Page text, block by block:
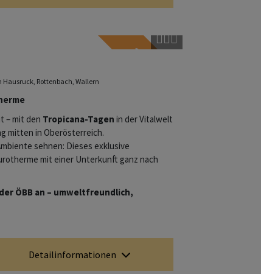
Rottenbach, Wallern
– mit den Tropicana-Tagen in der Vitalwelt
mitten in Oberösterreich.
sehnen: Dieses exklusive
mit einer Unterkunft ganz nach
ÖBB an – umweltfreundlich,
Detailinformationen